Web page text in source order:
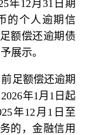
年12月31日期
的个人逾期信
额偿还逾期债
展示。
足额偿还逾期
年1月1日起
年12月1日至
的，金融信用